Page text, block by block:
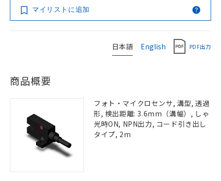
マイリストに追加
日本語 English PDF出力
商品概要
フォト・マイクロセンサ, 溝型, 透過
形, 検出距離: 3.6mm（溝幅）, しゃ
光時ON, NPN出力, コード引き出し
タイプ, 2m